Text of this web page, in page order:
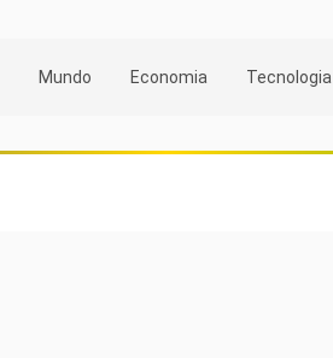
Mundo Economia Tecnologia